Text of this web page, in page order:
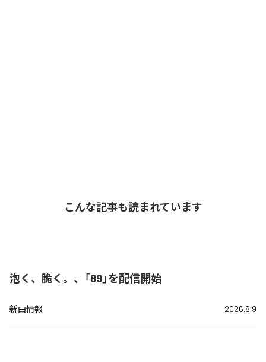
こんな記事も読まれています
泡く、脆く。、「89」を配信開始
新曲情報 2026.8.9